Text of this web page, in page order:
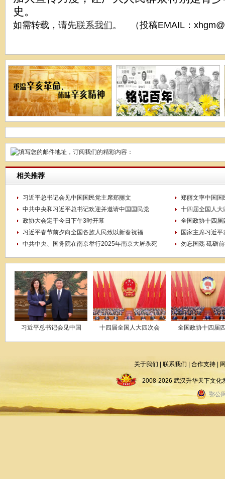
史。
如需转载，请先联系我们。 （投稿EMAIL：
相关推荐
习近平总书记会见中国国民党主席郑丽文
郑丽文率中国国
中共中央和习近平总书记欢迎并邀请中国国民党
十四届全国人大
政协大会定于今日下午3时开幕
全国政协十四届
习近平春节前夕向全国各族人民致以新春祝福
国家主席习近
中共中央、国务院在南京举行2025年南京大屠杀死
勿忘国殇 砥砺
习近平总书记会见中国 十四届全国人大四次会 全国政协十四届
关于我们 联系我们 合作支持|
2008-2026 武汉升华天下文
鄂公